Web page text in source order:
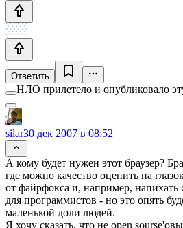
Ответить
НЛО прилетело и опубликовало
silar30 дек 2007 в 08:52
А кому будет нужен этот браузер?
где можно качество оценить на
от файрфокса и, например, напихать
для программистов - но это опять
маленькой доли людей.
Я хочу сказать, что не open